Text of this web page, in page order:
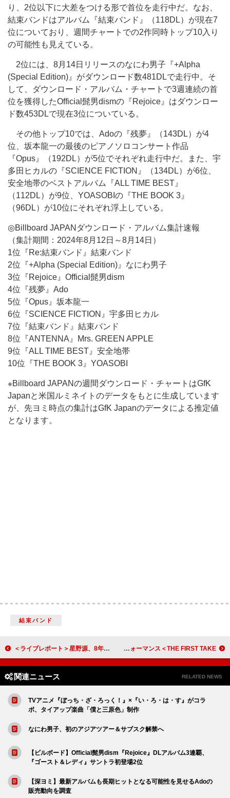
り、2位以下に大差をつける形で首位を走行中だ。なお、
結束バンドはアルバム『結束バンド』（118DL）が現在7
位についており、週間チャートでの2作同時トップ10入り
の可能性も見えている。
2位には、8月14日リリースのなにわ男子『+Alpha
(Special Edition)』がダウンロード数481DLで走行中。そ
して、ダウンロード・アルバム・チャートで3週連続の首
位を獲得したOfficial髭男dismの『Rejoice』はダウンロー
ド数453DLで現在3位についている。
その他トップ10では、Adoの『残夢』（143DL）が4
位、坂本龍一の最後のピアノソロコンサート作品
『Opus』（192DL）が5位でそれぞれ走行中だ。また、宇
多田ヒカルの『SCIENCE FICTION』（134DL）が6位、
安全地帯のベストアルバム『ALL TIME BEST』
（112DL）が9位、YOASOBIの『THE BOOK 3』
（96DL）が10位にそれぞれ浮上している。
◎Billboard JAPANダウンロード・アルバム集計速報
（集計期間：2024年8月12日～8月14日）
1位『Re:結束バンド』結束バンド
2位『+Alpha (Special Edition)』なにわ男子
3位『Rejoice』Official髭男dism
4位『残夢』Ado
5位『Opus』坂本龍一
6位『SCIENCE FICTION』宇多田ヒカル
7位『結束バンド』結束バンド
8位『ANTENNA』Mrs. GREEN APPLE
9位『ALL TIME BEST』安全地帯
10位『THE BOOK 3』YOASOBI
※Billboard JAPANの週間ダウンロード・チャートはGfK
Japanと米国ルミネイトのデータをもとに生成しています
が、先ヨミ時点の集計はGfK Japanのデータによる推定値
となります。
結束バンド
＜ライブレポート＞星野源、8年ぶりのロッキン出演【ROCK IN JAPAN FESTIVAL 2024】 爆風スランプ、「Runner」を14年振りにパフォーマンス＜THE FIRST TAKE＞
関連ニュース RELATED NEWS
TVアニメ『ぼっち・ざ・ろっく！』×『い・ろ・は・す』がコラ
ボ、タイアップ楽曲「僕と三原色」制作
なにわ男子、初のアジアツアー＆サブスク解禁へ
【ビルボード】Official髭男dism『Rejoice』DLアルバム3連覇、
『ゴースト＆レディ』サントラ初登場2位
【深ヨミ】最新アルバムも長期ヒットとなる可能性を見せるAdoの
販売動向を調査